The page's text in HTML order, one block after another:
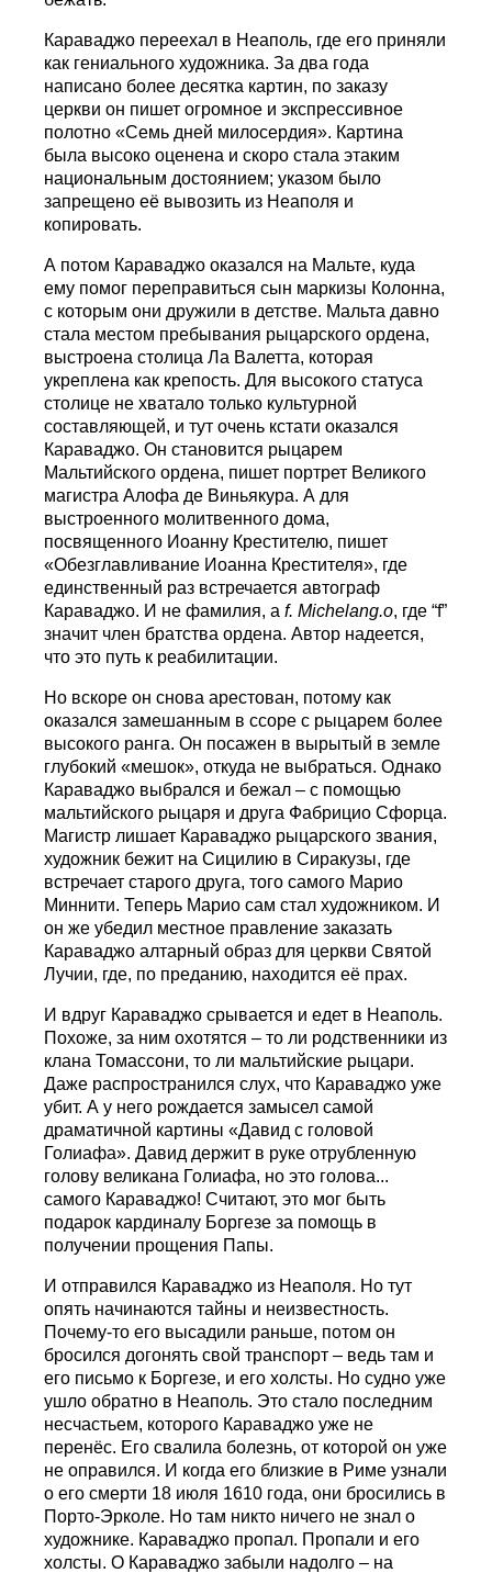
Караваджо переехал в Неаполь, где его приняли
как гениального художника. За два года
написано более десятка картин, по заказу
церкви он пишет огромное и экспрессивное
полотно «Семь дней милосердия». Картина
была высоко оценена и скоро стала этаким
национальным достоянием; указом было
запрещено её вывозить из Неаполя и
копировать.
А потом Караваджо оказался на Мальте, куда
ему помог переправиться сын маркизы Колонна,
с которым они дружили в детстве. Мальта давно
стала местом пребывания рыцарского ордена,
выстроена столица Ла Валетта, которая
укреплена как крепость. Для высокого статуса
столице не хватало только культурной
составляющей, и тут очень кстати оказался
Караваджо. Он становится рыцарем
Мальтийского ордена, пишет портрет Великого
магистра Алофа де Виньякура. А для
выстроенного молитвенного дома,
посвященного Иоанну Крестителю, пишет
«Обезглавливание Иоанна Крестителя», где
единственный раз встречается автограф
Караваджо. И не фамилия, аf.Michelang.o, где “f”
значит член братства ордена. Автор надеется,
что это путь к реабилитации.
Но вскоре он снова арестован, потому как
оказался замешанным в ссоре с рыцарем более
высокого ранга. Он посажен в вырытый в земле
глубокий «мешок», откуда не выбраться. Однако
Караваджо выбрался и бежал – с помощью
мальтийского рыцаря и друга Фабрицио Сфорца.
Магистр лишает Караваджо рыцарского звания,
художник бежит на Сицилию в Сиракузы, где
встречает старого друга, того самого Марио
Миннити. Теперь Марио сам стал художником. И
он же убедил местное правление заказать
Караваджо алтарный образ для церкви Святой
Лучии, где, по преданию, находится её прах.
И вдруг Караваджо срывается и едет в Неаполь.
Похоже, за ним охотятся – то ли родственники из
клана Томассони, то ли мальтийские рыцари.
Даже распространился слух, что Караваджо уже
убит. А у него рождается замысел самой
драматичной картины «Давид с головой
Голиафа». Давид держит в руке отрубленную
голову великана Голиафа, но это голова...
самого Караваджо! Считают, это мог быть
подарок кардиналу Боргезе за помощь в
получении прощения Папы.
И отправился Караваджо из Неаполя. Но тут
опять начинаются тайны и неизвестность.
Почему-то его высадили раньше, потом он
бросился догонять свой транспорт – ведь там и
его письмо к Боргезе, и его холсты. Но судно уже
ушло обратно в Неаполь. Это стало последним
несчастьем, которого Караваджо уже не
перенёс. Его свалила болезнь, от которой он уже
не оправился. И когда его близкие в Риме узнали
о его смерти 18 июля 1610 года, они бросились в
Порто-Эрколе. Но там никто ничего не знал о
художнике. Караваджо пропал. Пропали и его
холсты. О Караваджо забыли надолго – на